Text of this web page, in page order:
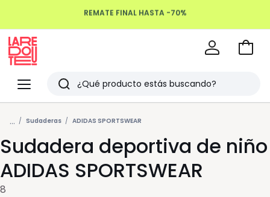
Menu
Redoute
Buscar
Últimos
artículos
vistos
Ir
... Sudaderas ADIDAS SPORTSWEAR
Sudadera deportiva de niño
ADIDAS SPORTSWEAR
8